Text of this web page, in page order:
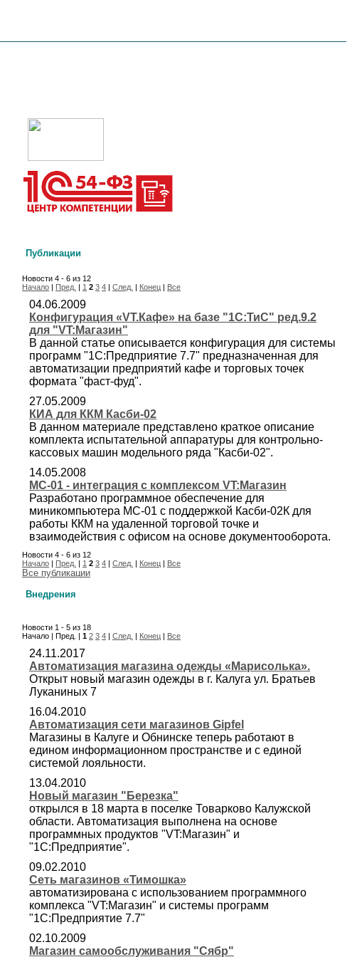
Публикации
Новости 4 - 6 из 12
Начало | Пред. | 1 2 3 4 | След. | Конец | Все
04.06.2009
Конфигурация «VT.Кафе» на базе "1С:ТиС" ред.9.2
для "VT:Магазин"
В данной статье описывается конфигурация для системы
программ "1С:Предприятие 7.7" предназначенная для
автоматизации предприятий кафе и торговых точек
формата "фаст-фуд".
27.05.2009
КИА для ККМ Касби-02
В данном материале представлено краткое описание
комплекта испытательной аппаратуры для контрольно-
кассовых машин модельного ряда "Касби-02".
14.05.2008
MC-01 - интеграция с комплексом VT:Магазин
Разработано программное обеспечение для
миникомпьютера МС-01 с поддержкой Касби-02К для
работы ККМ на удаленной торговой точке и
взаимодействия с офисом на основе документооборота.
Новости 4 - 6 из 12
Начало | Пред. | 1 2 3 4 | След. | Конец | Все
Все публикации
Внедрения
Новости 1 - 5 из 18
Начало | Пред. | 1 2 3 4 | След. | Конец | Все
24.11.2017
Автоматизация магазина одежды «Марисолька».
Открыт новый магазин одежды в г. Калуга ул. Братьев
Луканиных 7
16.04.2010
Автоматизация сети магазинов Gipfel
Магазины в Калуге и Обнинске теперь работают в
едином информационном пространстве и с единой
системой лояльности.
13.04.2010
Новый магазин "Березка"
открылся в 18 марта в поселке Товарково Калужской
области. Автоматизация выполнена на основе
программных продуктов "VT:Магазин" и
"1С:Предприятие".
09.02.2010
Сеть магазинов «Тимошка»
автоматизирована с использованием программного
комплекса "VT:Магазин" и системы программ
"1С:Предприятие 7.7"
02.10.2009
Магазин самообслуживания "Сябр"